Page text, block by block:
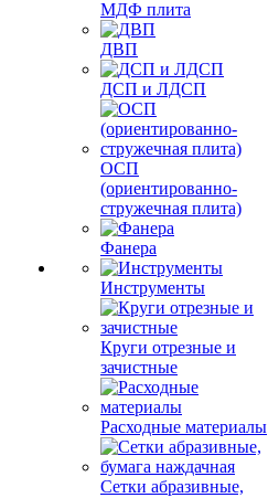
МДФ плита
ДВП
ДСП и ЛДСП
ОСП
(ориентированно-
стружечная плита)
Фанера
Инструменты
Круги отрезные и
зачистные
Расходные материалы
Сетки абразивные,